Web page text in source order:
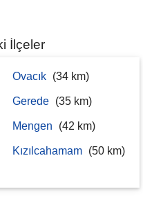
İlçeler
Ovacık (34 km)
Gerede (35 km)
Mengen (42 km)
Kızılcahamam (50 km)